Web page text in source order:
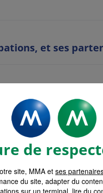
et ses
de
site, MMA etses
du site, adapter du
sur un terminal, lire du